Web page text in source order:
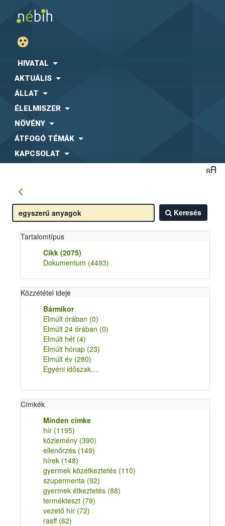
HIVATAL
AKTUÁLIS
ÁLLAT
ÉLELMISZER
NÖVÉNY
ÁTFOGÓ TÉMÁK
KAPCSOLAT
Keresés
Tartalomtípus
Cikk (2075)
Dokumentum (4493)
Közzététel ideje
Bármikor
Elmúlt órában (0)
Elmúlt 24 órában (0)
Elmúlt hét (4)
Elmúlt hónap (23)
Elmúlt év (280)
Egyéni időszak…
Címkék
Minden címke
hír (1195)
közlemény (390)
ellenőrzés (149)
hírek (148)
gyermek közétkeztetés (110)
szupermenta (92)
gyermek étkeztetés (88)
termékteszt (79)
vezető hír (72)
rasff (62)